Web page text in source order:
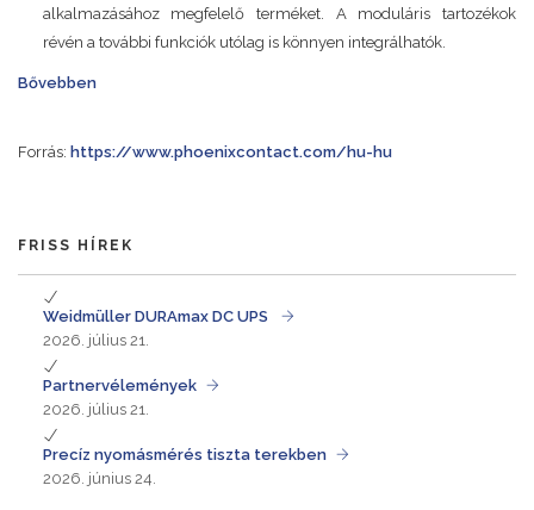
alkalmazásához megfelelő terméket. A moduláris tartozékok
révén a további funkciók utólag is könnyen integrálhatók.
Bővebben
Forrás: https://www.phoenixcontact.com/hu-hu
FRISS HÍREK
Weidmüller DURAmax DC UPS
2026. július 21.
Partnervélemények
2026. július 21.
Precíz nyomásmérés tiszta terekben
2026. június 24.